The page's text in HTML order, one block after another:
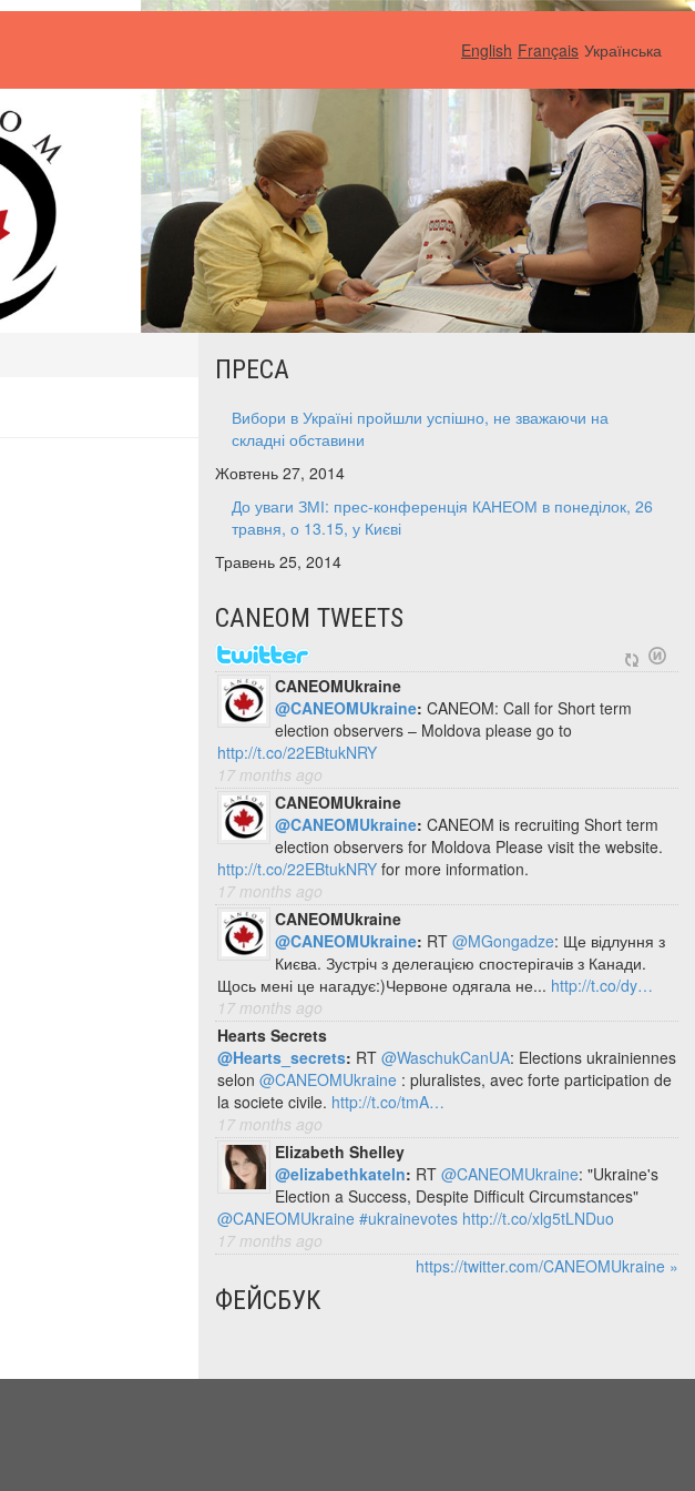
Українська
Français
English
ПРЕСА
Вибори в Україні пройшли успішно, не зважаючи на
складні обставини
Жовтень 27, 2014
До уваги ЗМІ: прес-конференція КАНЕОМ в понеділок, 26
травня, о 13.15, у Києві
Травень 25, 2014
CANEOM TWEETS
CANEOMUkraine
@CANEOMUkraine: CANEOM: Call for Short term
election observers – Moldova please go to
http://t.co/22EBtukNRY
17 months ago
CANEOMUkraine
@CANEOMUkraine: CANEOM is recruiting Short term
election observers for Moldova Please visit the website.
http://t.co/22EBtukNRY for more information.
17 months ago
CANEOMUkraine
@CANEOMUkraine: RT @MGongadze: Ще відлуння з
Києва. Зустріч з делегацією спостерігачів з Канади.
Щось мені це нагадує:)Червоне одягала не... http://t.co/dy…
17 months ago
Hearts Secrets
@Hearts_secrets: RT @WaschukCanUA: Elections ukrainiennes
selon @CANEOMUkraine : pluralistes, avec forte participation de
la societe civile. http://t.co/tmA…
17 months ago
Elizabeth Shelley
@elizabethkateln: RT @CANEOMUkraine: "Ukraine's
Election a Success, Despite Difficult Circumstances"
@CANEOMUkraine #ukrainevotes http://t.co/xlg5tLNDuo
17 months ago
https://twitter.com/CANEOMUkraine »
ФЕЙСБУК